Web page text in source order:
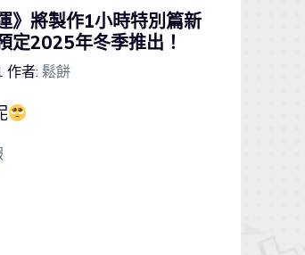
》將製作1小時特別篇新
定2025年冬季推出！
作者: 鬆餅